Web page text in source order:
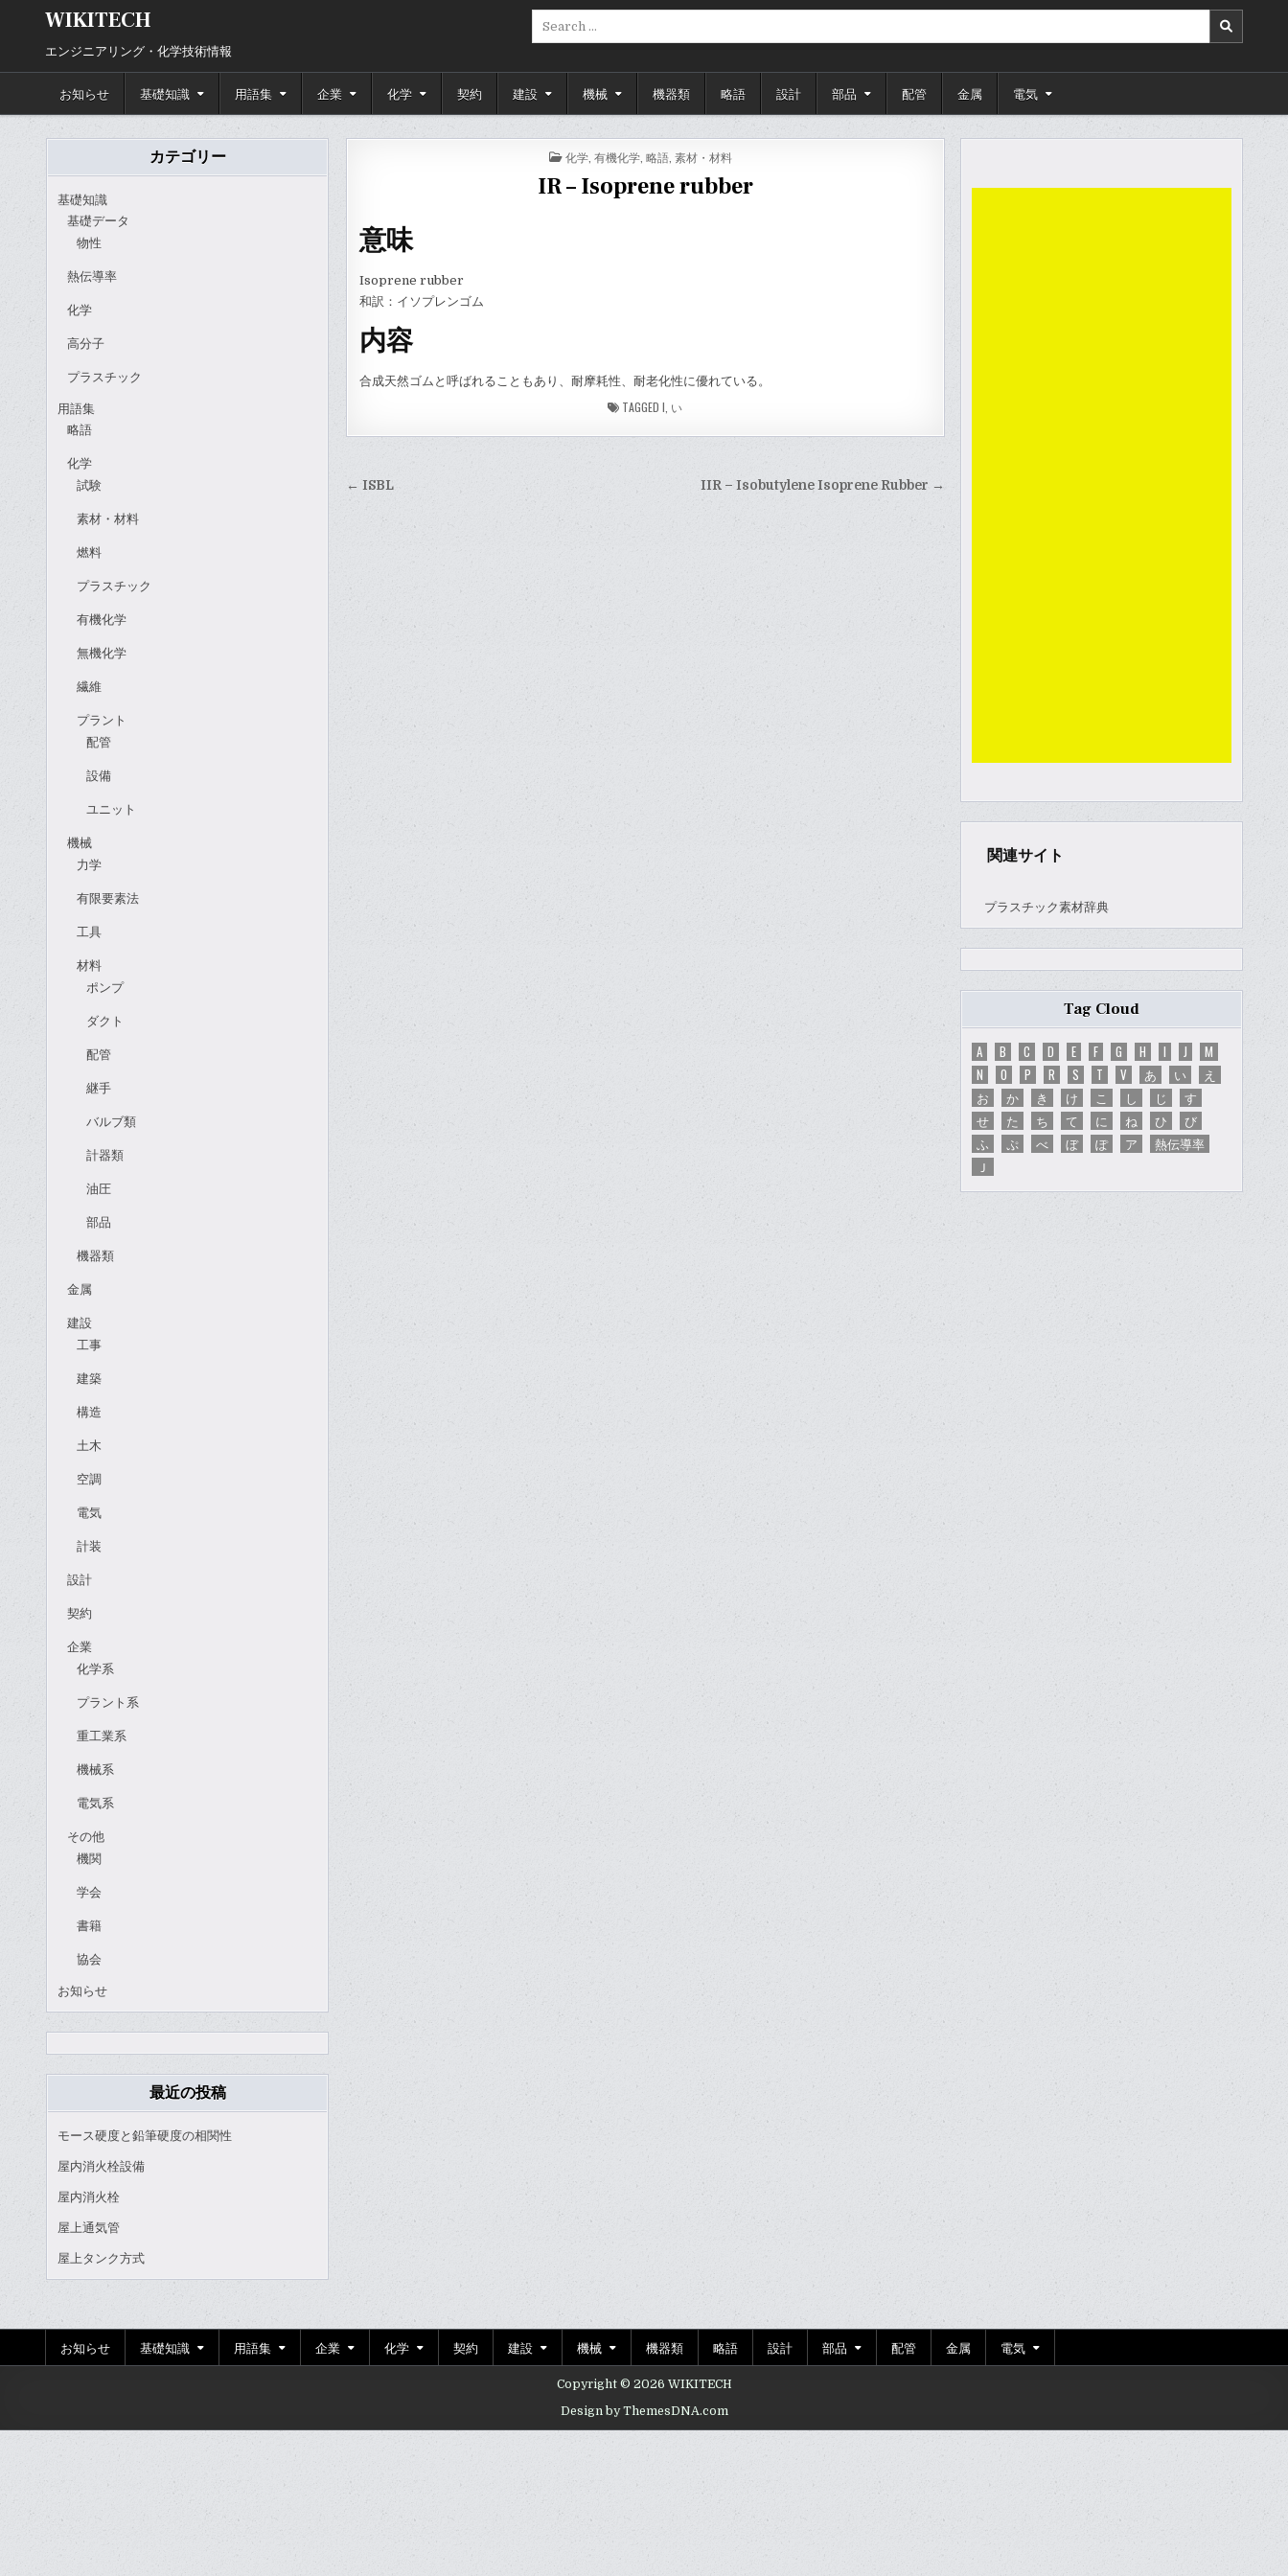
WIKITECH
エンジニアリング・化学技術情報
お知らせ 基礎知識 用語集 企業 化学 契約 建設 機械 機器類 略語 設計 部品 配管 金属 電気
カテゴリー
基礎知識
基礎データ
物性
熱伝導率
化学
高分子
プラスチック
用語集
略語
化学
試験
素材・材料
燃料
プラスチック
有機化学
無機化学
繊維
プラント
配管
設備
ユニット
機械
力学
有限要素法
工具
材料
ポンプ
ダクト
配管
継手
バルブ類
計器類
油圧
部品
機器類
金属
建設
工事
建築
構造
土木
空調
電気
計装
設計
契約
企業
化学系
プラント系
重工業系
機械系
電気系
その他
機関
学会
書籍
協会
お知らせ
最近の投稿
モース硬度と鉛筆硬度の相関性
屋内消火栓設備
屋内消火栓
屋上通気管
屋上タンク方式
POSTED
IN
化学, 有機化学, 略語, 素材・材料
IR – Isoprene rubber
意味
Isoprene rubber
和訳：イソプレンゴム
内容
合成天然ゴムと呼ばれることもあり、耐摩耗性、耐老化性に優れている。
TAGGEDI い
投 IIR – Isobutylene Isoprene Rubber →
← ISBL
関連サイト
プラスチック素材辞典
Tag Cloud
A B C D E F G H I J
M
N
O P R S T V あ い
え
お
か き け こ し じ
す
せ
た ち て に ね ひ
び
ふ
ぷ べ ぼ ぽ ア
熱伝導率
Ｊ
お知らせ 基礎知識 用語集 企業 化学 契約 建設 機械 機器類 略語 設計 部品 配管 金属 電気
Copyright © 2026 WIKITECH
Design by ThemesDNA.com